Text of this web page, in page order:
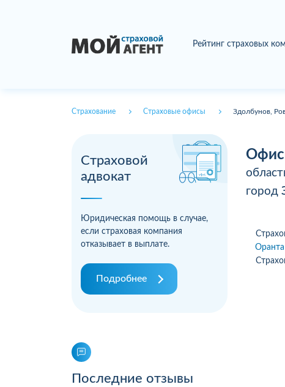
Рейтинг страховых
Страхование Страховые офисы Здолбунов,
Страховой
адвокат
Юридическая помощь в случае,
если страховая компания
отказывает в выплате.
Подробнее
Последние отзывы
город
Оранта